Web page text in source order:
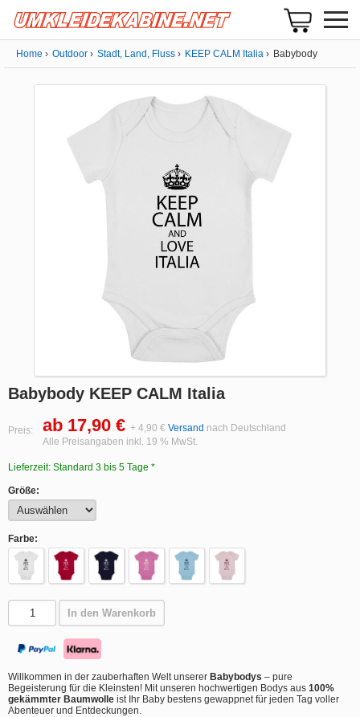
Home Outdoor Stadt, Land, Fluss KEEP CALM Italia Babybody
Babybody KEEP CALM Italia
Preis: ab 17,90 € + 4,90 € Versand nach Deutschland
Alle Preisangaben inkl. 19 % MwSt.
Lieferzeit: Standard 3 bis 5 Tage *
Größe:
Farbe:
In den Warenkorb
Willkommen in der zauberhaften Welt unserer Babybodys – pure
Begeisterung für die Kleinsten! Mit unseren hochwertigen Bodys aus 100%
gekämmter Baumwolle ist Ihr Baby bestens gewappnet für jeden Tag voller
Abenteuer und Entdeckungen.